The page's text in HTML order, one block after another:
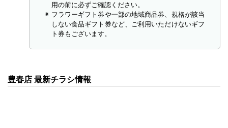
用の前に必ずご確認ください。
フラワーギフト券や一部の地域商品券、規格が該当
しない食品ギフト券など、ご利用いただけないギフ
ト券もございます。
豊春店 最新チラシ情報